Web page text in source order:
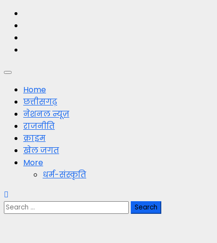
Primary
MenuHome
छत्तीसगढ़
नेशनल न्यूज़
राजनीति
क्राइम
खेल जगत
More
धर्म-संस्कृति
Search